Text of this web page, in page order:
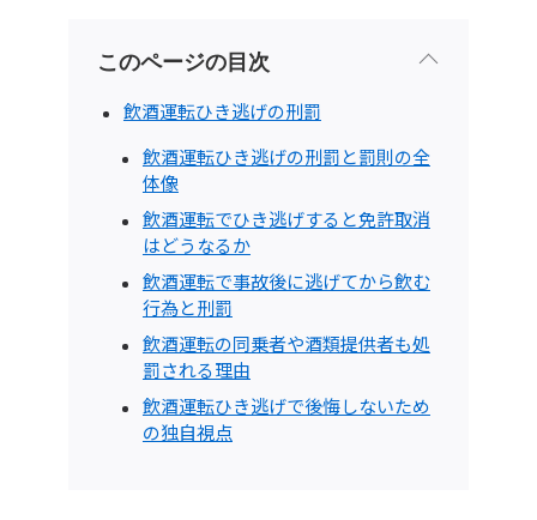
このページの目次
飲酒運転ひき逃げの刑罰
飲酒運転ひき逃げの刑罰と罰則の全
体像
飲酒運転でひき逃げすると免許取消
はどうなるか
飲酒運転で事故後に逃げてから飲む
行為と刑罰
飲酒運転の同乗者や酒類提供者も処
罰される理由
飲酒運転ひき逃げで後悔しないため
の独自視点